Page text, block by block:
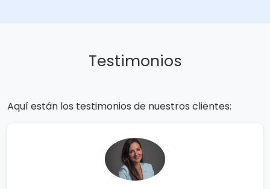
Testimonios
Aquí están los testimonios de nuestros clientes: